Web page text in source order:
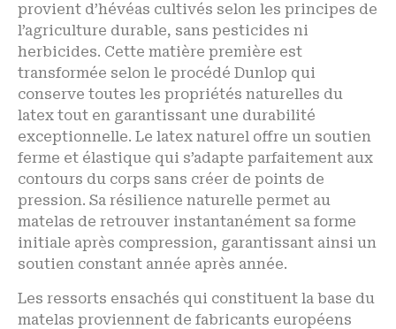
provient d’hévéas cultivés selon les principes de
l’agriculture durable, sans pesticides ni
herbicides. Cette matière première est
transformée selon le procédé Dunlop qui
conserve toutes les propriétés naturelles du
latex tout en garantissant une durabilité
exceptionnelle. Le latex naturel offre un soutien
ferme et élastique qui s’adapte parfaitement aux
contours du corps sans créer de points de
pression. Sa résilience naturelle permet au
matelas de retrouver instantanément sa forme
initiale après compression, garantissant ainsi un
soutien constant année après année.
Les ressorts ensachés qui constituent la base du
matelas proviennent de fabricants européens